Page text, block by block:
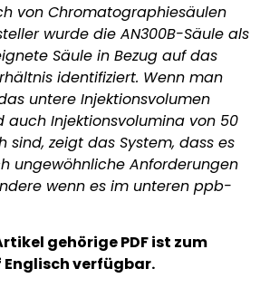
von Chromatographiesäulen
wurde die AN300B-Säule als
Säule in Bezug auf das
identifiziert. Wenn man
untere Injektionsvolumen
auch Injektionsvolumina von 50
sind, zeigt das System, dass es
ungewöhnliche Anforderungen
wenn es im unteren ppb-
gehörige PDF ist zum
verfügbar.